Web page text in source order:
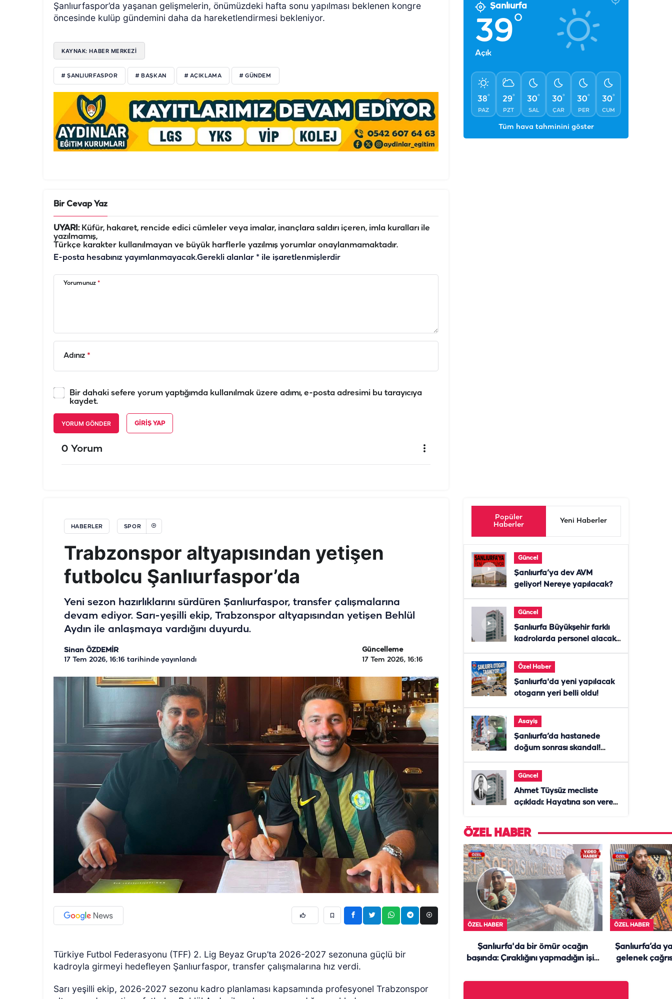
Şanlıurfaspor’da yaşanan gelişmelerin, önümüzdeki hafta sonu yapılması beklenen kongre
öncesinde kulüp gündemini daha da hareketlendirmesi bekleniyor.
KAYNAK: HABER MERKEZİ
# ŞANLIURFASPOR # BAŞKAN # AÇIKLAMA # GÜNDEM
Bir Cevap Yaz
UYARI:Küfür, hakaret, rencide edici cümleler veya imalar, inançlara saldırı içeren, imla kuralları ile
yazılmamış,
Türkçe karakter kullanılmayan ve büyük harflerle yazılmış yorumlar onaylanmamaktadır.
E-posta hesabınız yayımlanmayacak.Gerekli alanlar * ile işaretlenmişlerdir
Yorumunuz *
Adınız *
Bir dahaki sefere yorum yaptığımda kullanılmak üzere adımı, e-posta adresimi bu tarayıcıya
kaydet.
YORUM GÖNDER GIRIŞ YAP
0 Yorum
Şanlıurfa
39°
Açık
38°
PAZ
29°
PZT
30°
SAL
30°
ÇAR
30°
PER
30°
CUM
Tüm hava tahminini göster
HABERLER SPOR
Trabzonspor altyapısından yetişen
futbolcu Şanlıurfaspor’da
Yeni sezon hazırlıklarını sürdüren Şanlıurfaspor, transfer çalışmalarına
devam ediyor. Sarı-yeşilli ekip, Trabzonspor altyapısından yetişen Behlül
Aydın ile anlaşmaya vardığını duyurdu.
Sinan ÖZDEMİR
17 Tem 2026, 16:16 tarihinde yayınlandı
Güncelleme
17 Tem 2026, 16:16
Türkiye Futbol Federasyonu (TFF) 2. Lig Beyaz Grup’ta 2026-2027 sezonuna güçlü bir
kadroyla girmeyi hedefleyen Şanlıurfaspor, transfer çalışmalarına hız verdi.
Sarı yeşilli ekip, 2026-2027 sezonu kadro planlaması kapsamında profesyonel Trabzonspor
Popüler
Haberler
Yeni Haberler
Güncel
Şanlıurfa’ya dev AVM
geliyor! Nereye yapılacak?
Güncel
Şanlıurfa Büyükşehir farklı
kadrolarda personel alacak!
Özel Haber
Şanlıurfa'da yeni yapılacak
otogarın yeri belli oldu!
Asayiş
Şanlıurfa’da hastanede
doğum sonrası skandal!
Güncel
Ahmet Tüysüz mecliste
açıkladı: Hayatına son veren
ÖZEL HABER
ÖZEL HABER
Şanlıurfa'da bir ömür ocağın
başında: Çıraklığını yapmadığın işin
ÖZEL HABER
Şanlıurfa’da
gelenek